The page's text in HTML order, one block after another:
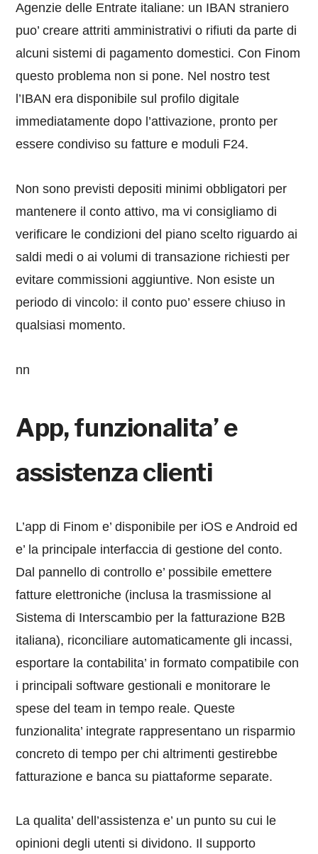
Agenzie delle Entrate italiane: un IBAN straniero
puo’ creare attriti amministrativi o rifiuti da parte di
alcuni sistemi di pagamento domestici. Con Finom
questo problema non si pone. Nel nostro test
l’IBAN era disponibile sul profilo digitale
immediatamente dopo l’attivazione, pronto per
essere condiviso su fatture e moduli F24.
Non sono previsti depositi minimi obbligatori per
mantenere il conto attivo, ma vi consigliamo di
verificare le condizioni del piano scelto riguardo ai
saldi medi o ai volumi di transazione richiesti per
evitare commissioni aggiuntive. Non esiste un
periodo di vincolo: il conto puo’ essere chiuso in
qualsiasi momento.
nn
App, funzionalita’ e
assistenza clienti
L’app di Finom e’ disponibile per iOS e Android ed
e’ la principale interfaccia di gestione del conto.
Dal pannello di controllo e’ possibile emettere
fatture elettroniche (inclusa la trasmissione al
Sistema di Interscambio per la fatturazione B2B
italiana), riconciliare automaticamente gli incassi,
esportare la contabilita’ in formato compatibile con
i principali software gestionali e monitorare le
spese del team in tempo reale. Queste
funzionalita’ integrate rappresentano un risparmio
concreto di tempo per chi altrimenti gestirebbe
fatturazione e banca su piattaforme separate.
La qualita’ dell’assistenza e’ un punto su cui le
opinioni degli utenti si dividono. Il supporto